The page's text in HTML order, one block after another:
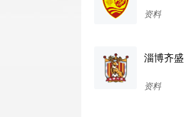
资料
淄博齐盛
资料